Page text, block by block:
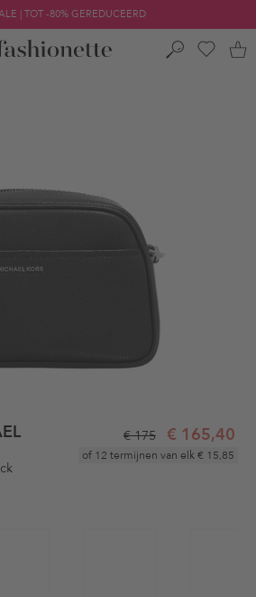
| TOT -80% GEREDUCEERD
€ 175 € 165,40
of 12 termijnen van elk€ 15,85